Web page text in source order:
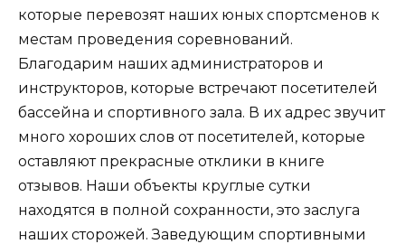
которые перевозят наших юных спортсменов к
местам проведения соревнований.
Благодарим наших администраторов и
инструкторов, которые встречают посетителей
бассейна и спортивного зала. В их адрес звучит
много хороших слов от посетителей, которые
оставляют прекрасные отклики в книге
отзывов. Наши объекты круглые сутки
находятся в полной сохранности, это заслуга
наших сторожей. Заведующим спортивными